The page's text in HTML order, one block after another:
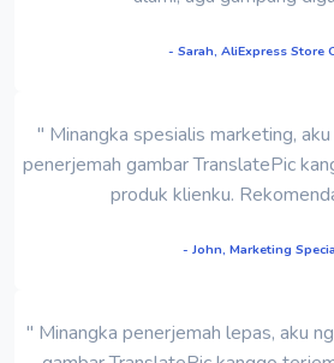
- Sarah, AliExpress Store
" Minangka spesialis marketing,
penerjemah gambar TranslatePic
produk klienku.
- John, Marketing
" Minangka penerjemah lepas, aku